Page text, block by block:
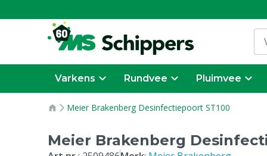
Varkens Rundvee Pluimvee
Meier Brakenberg Desinfectiepoort ST100
Meier Brakenberg